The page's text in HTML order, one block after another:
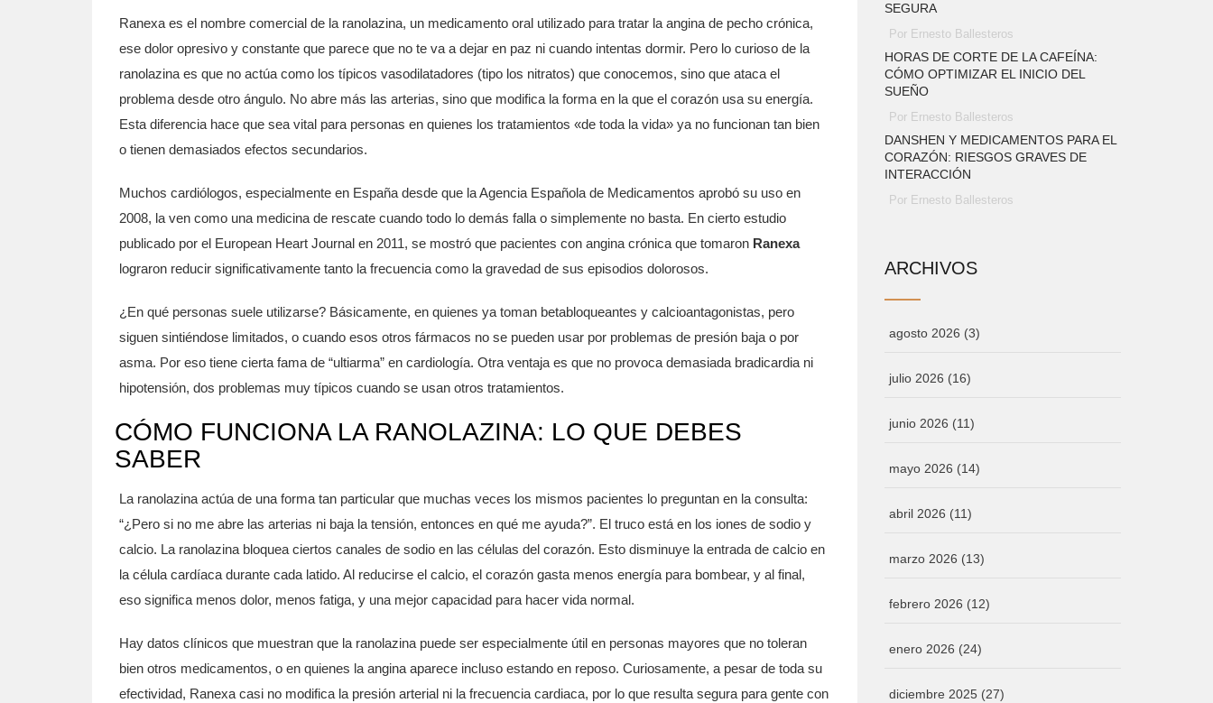
Ranexa es el nombre comercial de la ranolazina, un medicamento oral utilizado para tratar la angina de pecho crónica,
ese dolor opresivo y constante que parece que no te va a dejar en paz ni cuando intentas dormir. Pero lo curioso de la
ranolazina es que no actúa como los típicos vasodilatadores (tipo los nitratos) que conocemos, sino que ataca el
problema desde otro ángulo. No abre más las arterias, sino que modifica la forma en la que el corazón usa su energía.
Esta diferencia hace que sea vital para personas en quienes los tratamientos «de toda la vida» ya no funcionan tan bien
o tienen demasiados efectos secundarios.
Muchos cardiólogos, especialmente en España desde que la Agencia Española de Medicamentos aprobó su uso en
2008, la ven como una medicina de rescate cuando todo lo demás falla o simplemente no basta. En cierto estudio
publicado por el European Heart Journal en 2011, se mostró que pacientes con angina crónica que tomaron Ranexa
lograron reducir significativamente tanto la frecuencia como la gravedad de sus episodios dolorosos.
¿En qué personas suele utilizarse? Básicamente, en quienes ya toman betabloqueantes y calcioantagonistas, pero
siguen sintiéndose limitados, o cuando esos otros fármacos no se pueden usar por problemas de presión baja o por
asma. Por eso tiene cierta fama de “ultiarma” en cardiología. Otra ventaja es que no provoca demasiada bradicardia ni
hipotensión, dos problemas muy típicos cuando se usan otros tratamientos.
CÓMO FUNCIONA LA RANOLAZINA: LO QUE DEBES
SABER
La ranolazina actúa de una forma tan particular que muchas veces los mismos pacientes lo preguntan en la consulta:
“¿Pero si no me abre las arterias ni baja la tensión, entonces en qué me ayuda?”. El truco está en los iones de sodio y
calcio. La ranolazina bloquea ciertos canales de sodio en las células del corazón. Esto disminuye la entrada de calcio en
la célula cardíaca durante cada latido. Al reducirse el calcio, el corazón gasta menos energía para bombear, y al final,
eso significa menos dolor, menos fatiga, y una mejor capacidad para hacer vida normal.
Hay datos clínicos que muestran que la ranolazina puede ser especialmente útil en personas mayores que no toleran
bien otros medicamentos, o en quienes la angina aparece incluso estando en reposo. Curiosamente, a pesar de toda su
efectividad, Ranexa casi no modifica la presión arterial ni la frecuencia cardiaca, por lo que resulta segura para gente con
SEGURA
Por Ernesto Ballesteros
HORAS DE CORTE DE LA CAFEÍNA:
CÓMO OPTIMIZAR EL INICIO DEL
SUEÑO
Por Ernesto Ballesteros
DANSHEN Y MEDICAMENTOS PARA EL
CORAZÓN: RIESGOS GRAVES DE
INTERACCIÓN
Por Ernesto Ballesteros
ARCHIVOS
agosto 2026 (3)
julio 2026 (16)
junio 2026 (11)
mayo 2026 (14)
abril 2026 (11)
marzo 2026 (13)
febrero 2026 (12)
enero 2026 (24)
diciembre 2025 (27)